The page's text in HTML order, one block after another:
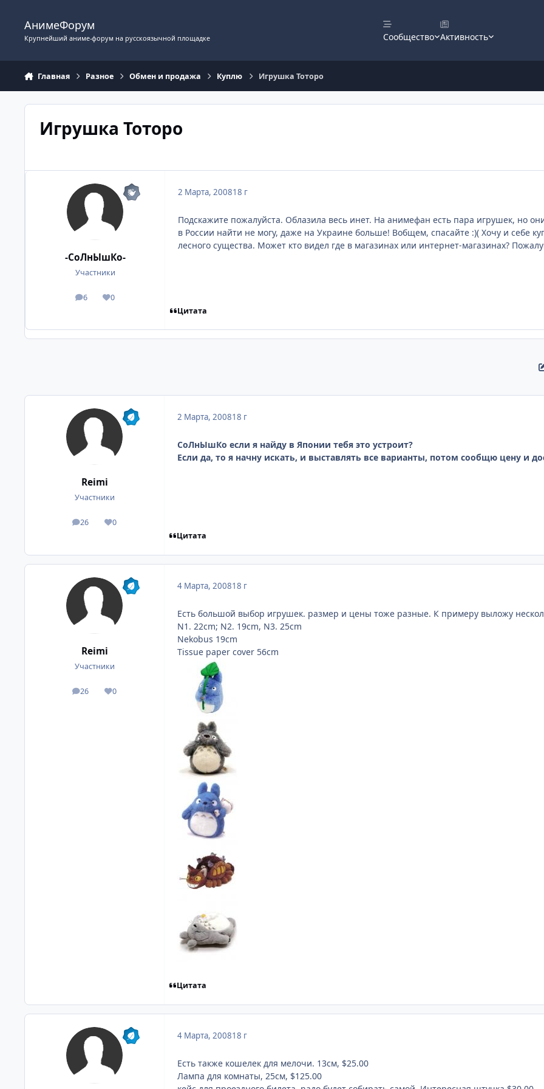
АнимеФорум
Крупнейший аниме-форум на русскоязычной площадке Сообщество Активность
Главная Разное Обмен и продажа Куплю Игрушка Тоторо
Игрушка Тоторо
-СоЛнЫшКо-
Участники
6
посты 0
Репутация
2 Марта, 200818 г
Подскажите пожалуйста. Облазила весь инет. На анимефан есть пара игрушек, но
в России найти не могу, даже на Украине больше! Вобщем, спасайте :)( Хочу и себе
лесного существа. Может кто видел где в магазинах или интернет-магазинах?
Цитата
Reimi
Участники
26
посты 0
Репутация
2 Марта, 200818 г
СоЛнЫшКо если я найду в Японии тебя это устроит?
Если да, то я начну искать, и выставлять все варианты, потом сообщю цену и
Цитата
Reimi
Участники
26
посты 0
Репутация
4 Марта, 200818 г
Есть большой выбор игрушек. размер и цены тоже разные. К примеру выложу
N1. 22cm; N2. 19cm, N3. 25cm
Nekobus 19cm
Tissue paper cover 56cm
Цитата
4 Марта, 200818 г
Есть также кошелек для мелочи. 13см, $25.00
Лампа для комнаты, 25см, $125.00